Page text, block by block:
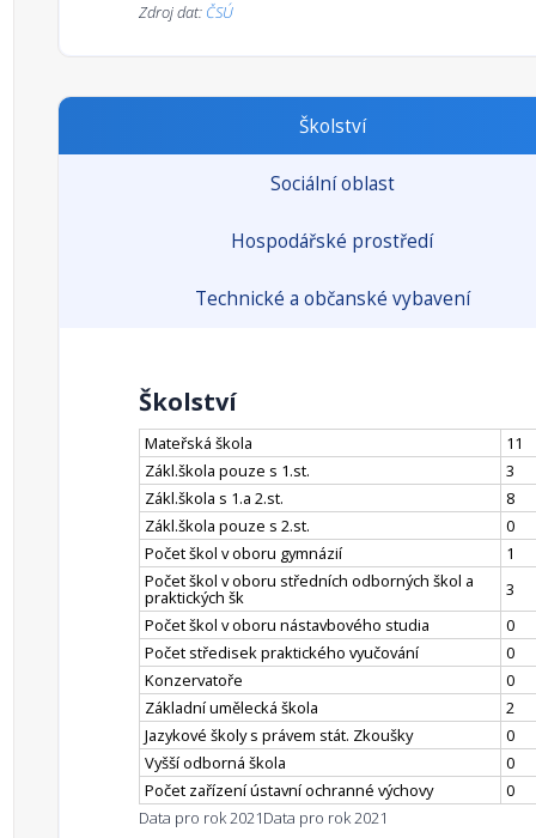
Zdroj dat: ČSÚ
Školství
Sociální oblast
Hospodářské prostředí
Technické a občanské vybavení
Školství
Mateřská škola
11
Zákl.škola pouze s 1.st.
3
Zákl.škola s 1.a 2.st.
8
Zákl.škola pouze s 2.st.
0
Počet škol v oboru gymnázií
1
Počet škol v oboru středních odborných škol a
praktických šk
3
Počet škol v oboru nástavbového studia
0
Počet středisek praktického vyučování
0
Konzervatoře
0
Základní umělecká škola
2
Jazykové školy s právem stát. Zkoušky
0
Vyšší odborná škola
0
Počet zařízení ústavní ochranné výchovy
0
Data pro rok 2021Data pro rok 2021